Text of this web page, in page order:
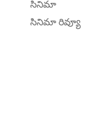
సినిమా
సినిమా రివ్యూ